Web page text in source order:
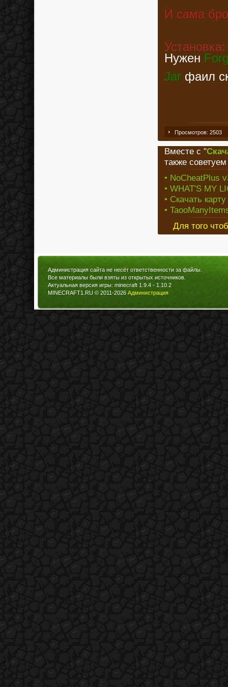
И сама
Установка:
Нужен
Jar фаил
Просмотров: 2503
Вместе с "
также
• NoCheatPlus
• WHAT'S MY
• Скачать
•
Для того
Администрация сайта не несёт ответственности за файлы.
Все материалы были взяты из открытых источников.
Актуальная версия игры: minecraft 1.9.4 - 1.10.2
MINECRAFT1.RU © 2011-2026 Администрация